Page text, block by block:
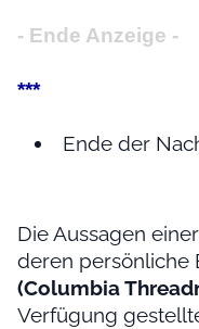
- Ende Anzeige -
***
Ende der
Die Aussagen
deren persönliche
(Columbia
Verfügung